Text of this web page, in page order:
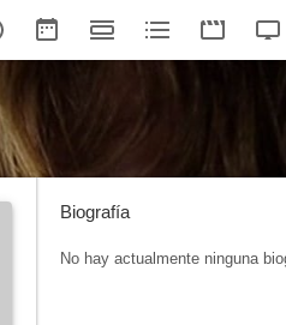
Biografía
No hay actualmente ninguna